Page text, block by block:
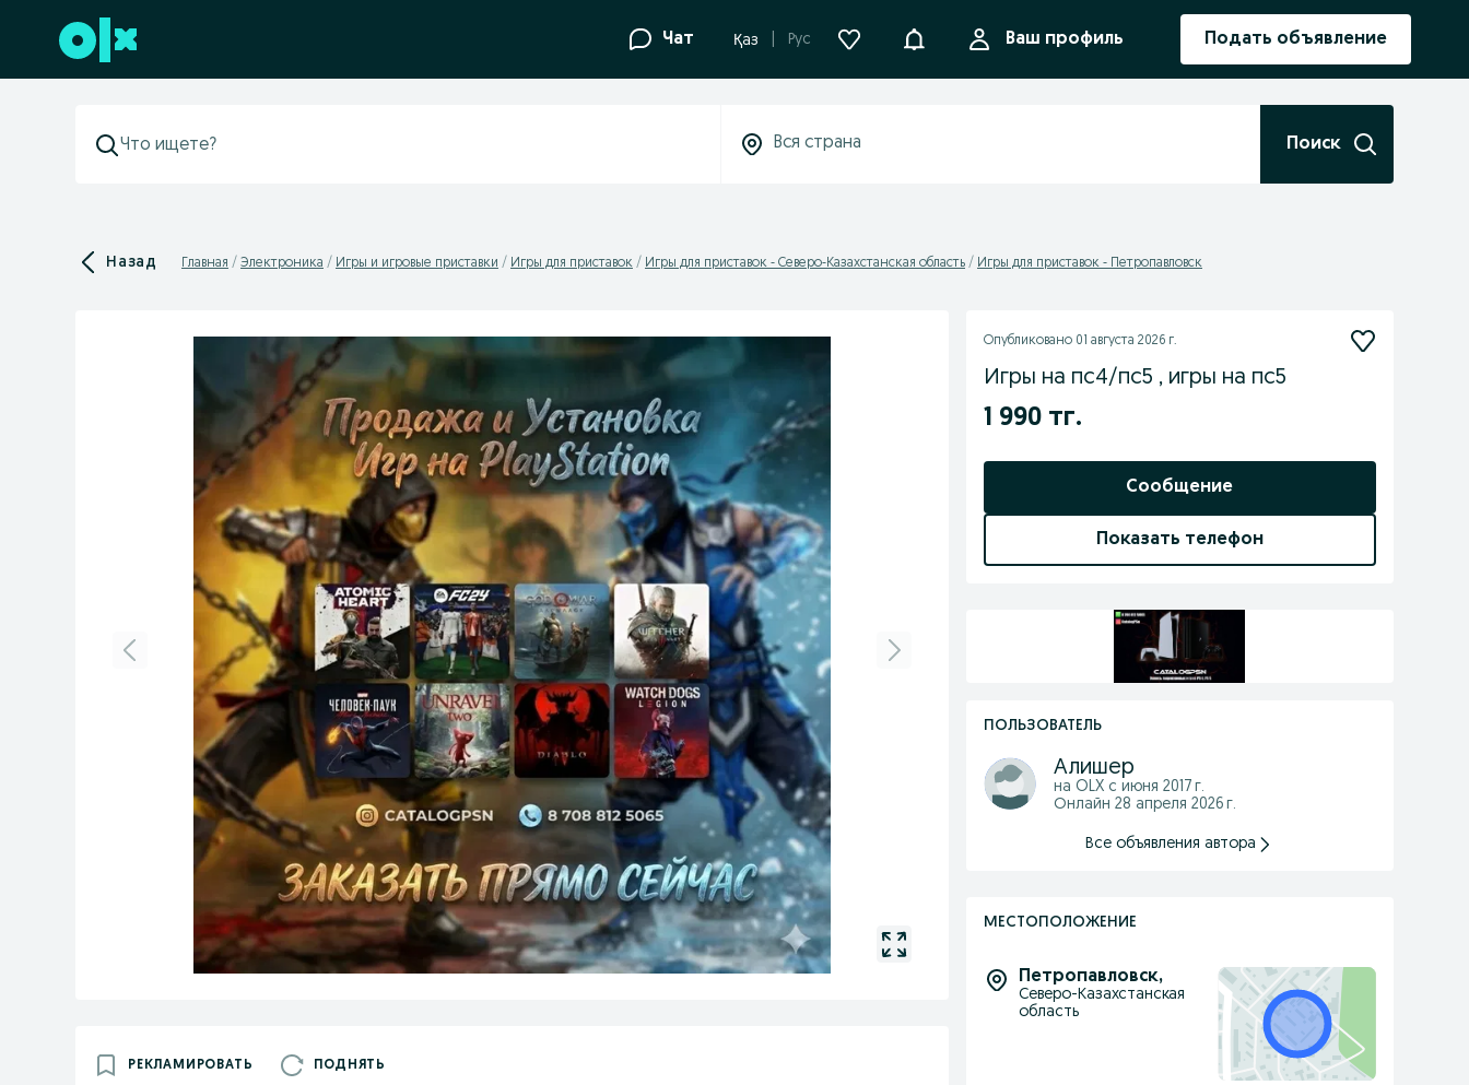
Перейти к нижнему колонтитулу Чат Қаз Рус УведомленияВаш профиль Подать объявление
Поиск
Назад Главная Электроника Игры и игровые приставки Игры для приставок Игры для приставок - Северо-Казахстанская область Игры для приставок - Петропавловск
РЕКЛАМИРОВАТЬ ПОДНЯТЬ
Опубликовано 01 августа 2026 г.
Игры на пс4/пс5 , игры на пс5
1 990 тг.
Сообщение
Показать телефон
ПОЛЬЗОВАТЕЛЬ
Алишер
на OLX с июня 2017 г.
Онлайн 28 апреля 2026 г.
Все объявления автора
МЕСТОПОЛОЖЕНИЕ
Петропавловск,
Северо-Казахстанская
область